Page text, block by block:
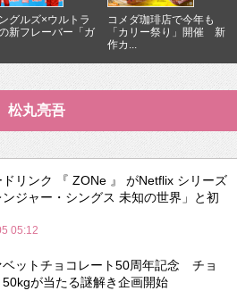
グルズ×ウルトラ
新フレーバー「ガ
コメダ珈琲店で今年も
「カリー祭り」開催 新
作カ...
松丸亮吾
ドリンク 『 ZONe 』 がNetflix シリーズ
ンジャー・シングス 未知の世界」と初
05:12
ベットチョコレート50周年記念 チョ
50kgが当たる謎解き企画開始